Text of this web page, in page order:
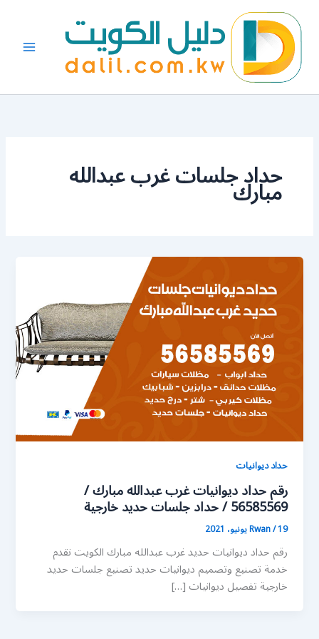
المحتوى
حداد جلسات غرب عبدالله
مبارك
حداد ديوانيات
رقم حداد ديوانيات غرب عبدالله مبارك /
56585569 / حداد جلسات حديد خارجية
Rwan/19 يونيو، 2021
رقم حداد ديوانيات حديد غرب عبدالله مبارك الكويت نقدم
خدمة تصنيع وتصميم ديوانيات حديد تصنيع جلسات حديد
خارجية تفصيل ديوانيات […]